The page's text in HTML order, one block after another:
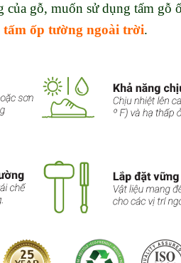
của gỗ, muốn sử dụng tấm gỗ
tấm ốp tường ngoài trời.